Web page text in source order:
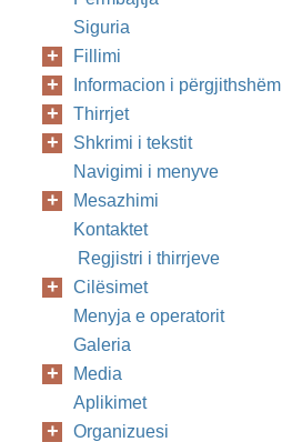
Siguria
Fillimi
Informacion i përgjithshëm
Thirrjet
Shkrimi i tekstit
Navigimi i menyve
Mesazhimi
Kontaktet
Regjistri i thirrjeve
Cilësimet
Menyja e operatorit
Galeria
Media
Aplikimet
Organizuesi